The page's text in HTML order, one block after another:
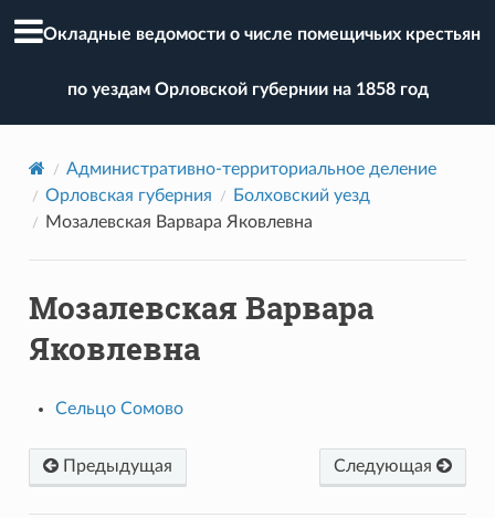
Окладные ведомости о числе помещичьих крестьян
по уездам Орловской губернии на 1858 год
Административно-территориальное деление
Орловская губерния
Болховский уезд
Мозалевская Варвара Яковлевна
Мозалевская Варвара
Яковлевна
Сельцо Сомово
Предыдущая Следующая